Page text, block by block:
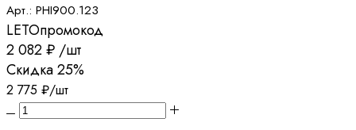
Арт.: PHI900.123
LETOпромокод
2 082₽ /шт
Скидка25%
2 775 ₽/шт